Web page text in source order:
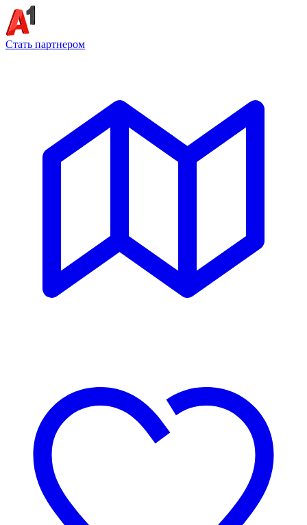
Стать партнером